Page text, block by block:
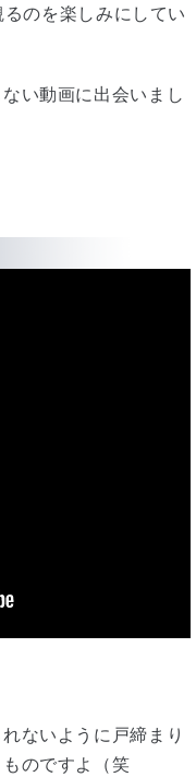
のを楽しみにしてい
い動画に出会いまし
ないように戸締まり
のですよ（笑